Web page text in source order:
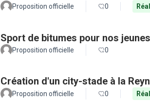
Proposition officielle 0
Sport de bitumes pour nos
Proposition officielle 0
Création d'un city-stade à la
Proposition officielle 0